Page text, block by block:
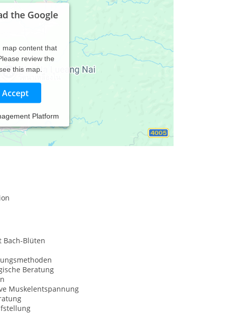
the Google
map content that
review the
this map.
Accept
Platform
Bach-Blüten
Beratung
Muskelentspannung